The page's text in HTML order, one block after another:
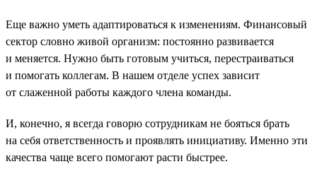
Еще важно уметь адаптироваться к изменениям. Финансовый
сектор словно живой организм: постоянно развивается
и меняется. Нужно быть готовым учиться, перестраиваться
и помогать коллегам. В нашем отделе успех зависит
от слаженной работы каждого члена команды.
И, конечно, я всегда говорю сотрудникам не бояться брать
на себя ответственность и проявлять инициативу. Именно эти
качества чаще всего помогают расти быстрее.